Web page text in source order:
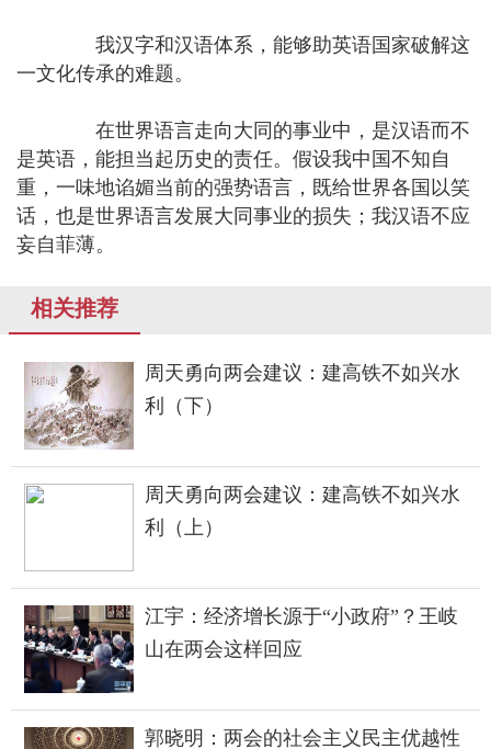
我汉字和汉语体系，能够助英语国家破解这
一文化传承的难题。
在世界语言走向大同的事业中，是汉语而不
是英语，能担当起历史的责任。假设我中国不知自
重，一味地谄媚当前的强势语言，既给世界各国以笑
话，也是世界语言发展大同事业的损失；我汉语不应
妄自菲薄。
相关推荐
周天勇向两会建议：建高铁不如兴水
利（下）
周天勇向两会建议：建高铁不如兴水
利（上）
江宇：经济增长源于“小政府”？王岐
山在两会这样回应
郭晓明：两会的社会主义民主优越性